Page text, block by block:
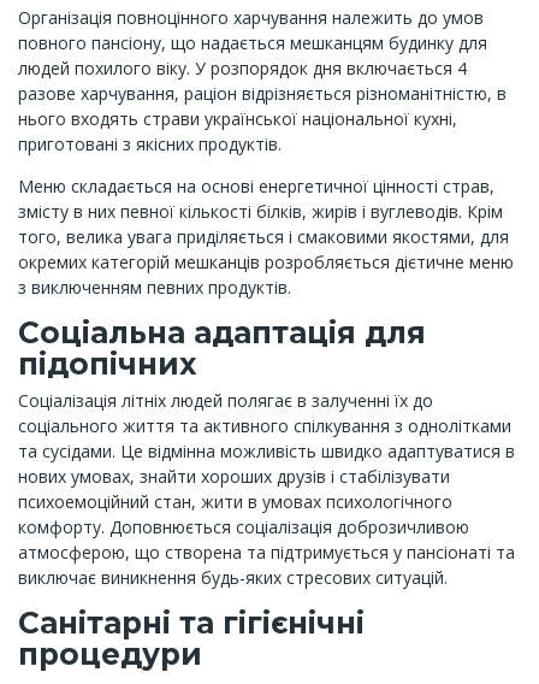
Організація повноцінного харчування належить до умов
повного пансіону, що надається мешканцям будинку для
людей похилого віку. У розпорядок дня включається 4
разове харчування, раціон відрізняється різноманітністю, в
нього входять страви української національної кухні,
приготовані з якісних продуктів.
Меню складається на основі енергетичної цінності страв,
змісту в них певної кількості білків, жирів і вуглеводів. Крім
того, велика увага приділяється і смаковими якостями, для
окремих категорій мешканців розробляється дієтичне меню
з виключенням певних продуктів.
Соціальна адаптація для
підопічних
Соціалізація літніх людей полягає в залученні їх до
соціального життя та активного спілкування з однолітками
та сусідами. Це відмінна можливість швидко адаптуватися в
нових умовах, знайти хороших друзів і стабілізувати
психоемоційний стан, жити в умовах психологічного
комфорту. Доповнюється соціалізація доброзичливою
атмосферою, що створена та підтримується у пансіонаті та
виключає виникнення будь-яких стресових ситуацій.
Санітарні та гігієнічні
процедури